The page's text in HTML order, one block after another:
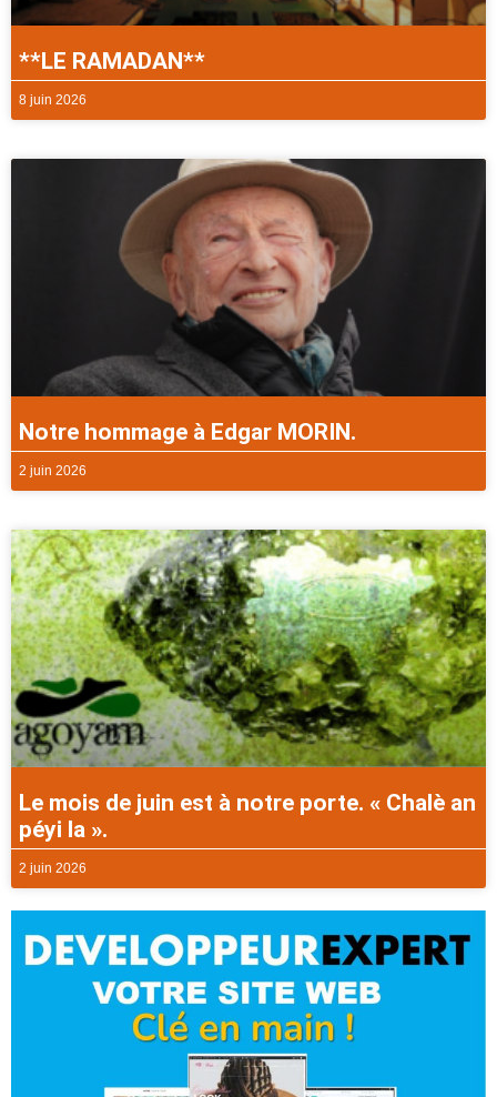
**LE RAMADAN**
8 juin 2026
Notre hommage à Edgar MORIN.
2 juin 2026
Le mois de juin est à notre porte. « Chalè an
péyi la ».
2 juin 2026